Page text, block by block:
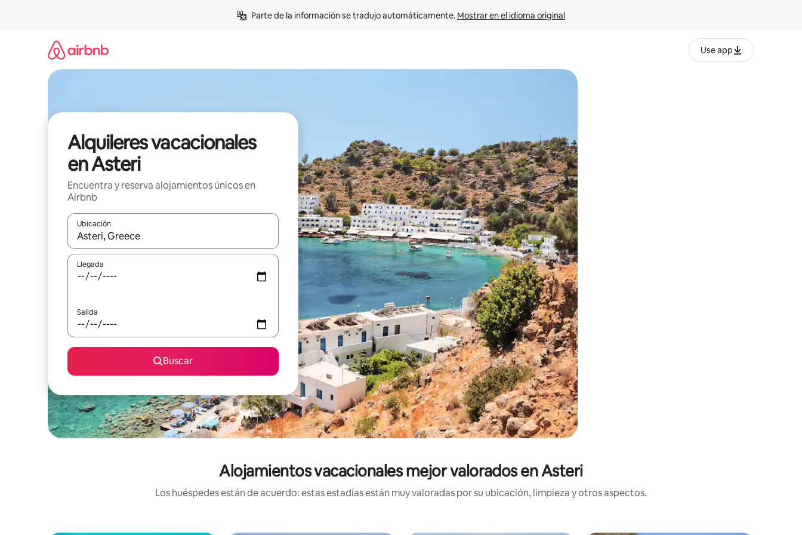
Parte de la información se tradujo automáticamente. Mostrar en el idioma original
Use app
Alquileres vacacionales
en Asteri
Encuentra y reserva alojamientos únicos en
Airbnb
Ubicación
Cuando los resultados estén disponibles, navega con las teclas de flecha hacia arriba y hacia abajo o explora con el tacto o desliza el dedo.
Llegada
Salida
Buscar
Alojamientos vacacionales mejor valorados en Asteri
Los huéspedes están de acuerdo: estas estadías están muy valoradas por su ubicación, limpieza y otros aspectos.